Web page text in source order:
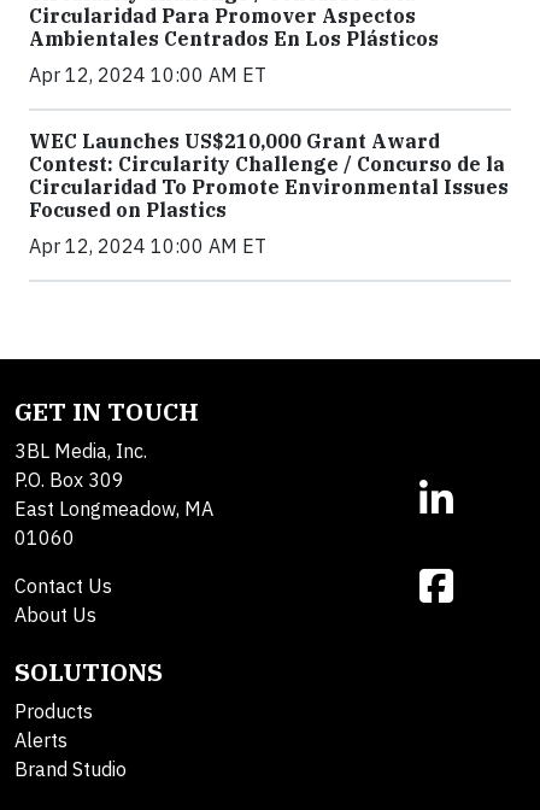
Circularidad Para Promover Aspectos
Ambientales Centrados En Los Plásticos
Apr 12, 2024 10:00 AM ET
WEC Launches US$210,000 Grant Award
Contest: Circularity Challenge / Concurso de la
Circularidad To Promote Environmental Issues
Focused on Plastics
Apr 12, 2024 10:00 AM ET
GET IN TOUCH
3BL Media, Inc.
P.O. Box 309
East Longmeadow, MA
01060
Contact Us
About Us
SOLUTIONS
Products
Alerts
Brand Studio